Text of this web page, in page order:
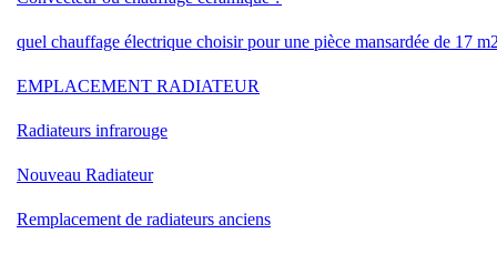
quel chauffage électrique choisir pour une pièce mansardée de 17
EMPLACEMENT RADIATEUR
Radiateurs infrarouge
Nouveau Radiateur
Remplacement de radiateurs anciens